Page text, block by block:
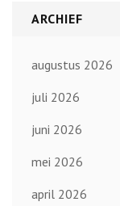
ARCHIEF
augustus 2026
juli 2026
juni 2026
mei 2026
april 2026